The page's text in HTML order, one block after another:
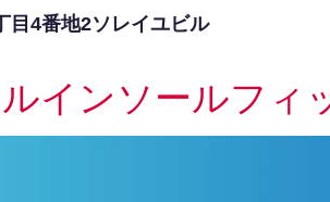
目4番地2ソレイユビル
インソールフィ